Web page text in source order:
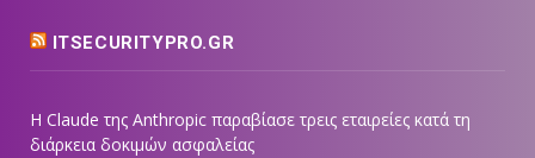
ITSECURITYPRO.GR
Η Claude της Anthropic παραβίασε τρεις εταιρείες κατά τη
διάρκεια δοκιμών ασφαλείας